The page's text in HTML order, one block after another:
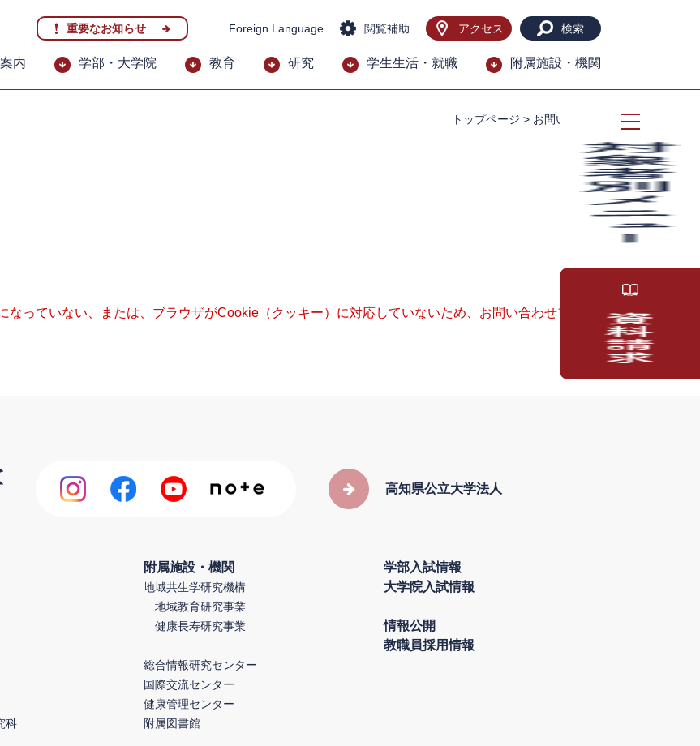
重要なお知らせ Foreign Language 閲覧補助 アクセス 検索
内 学部・大学院 教育 研究 学生生活・就職 附属施設・機関
トップページ > お問い合わせ
っていない、または、ブラウザがCookie（クッキー）に対応していないため、お問い合わせフォー
高知県公立大学法人
科
附属施設・機関
地域共生学研究機構
地域教育研究事業
健康長寿研究事業
総合情報研究センター
国際交流センター
健康管理センター
附属図書館
学部入試情報
大学院入試情報
情報公開
教職員採用情報